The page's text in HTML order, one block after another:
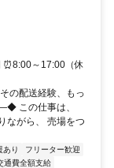
～17:00（休
送経験、もっ
の仕事は、
ながら、 売場をつ
あり
フリーター歓迎
通費全額支給